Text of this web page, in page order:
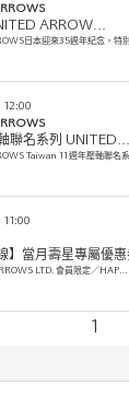
ARROW…
日本迎來35週年紀念，特
12:00
聯名系列 UNITED…
Taiwan 11週年壓軸聯名
】當月壽星專屬優
LTD. 會員限定／HAP…
1